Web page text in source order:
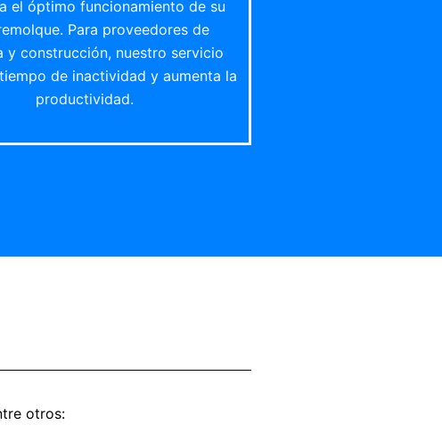
el óptimo funcionamiento de su
Para proveedores de
y construcción, nuestro servicio
de inactividad y aumenta la
productividad.
otros: